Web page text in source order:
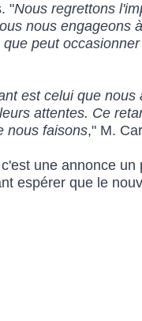
"Nous regrettons
nous engageons
peut
est celui que nous
attentes. Ce
nous faisons," M.
une annonce
espérer que le